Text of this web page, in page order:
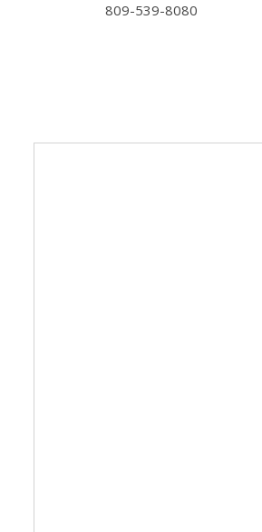
809-539-8080